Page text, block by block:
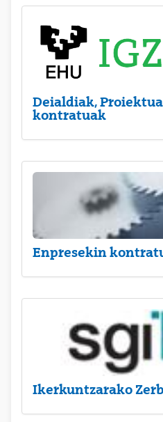
Deialdiak,
kontratuak
Enpresekin
Ikerkuntzarako